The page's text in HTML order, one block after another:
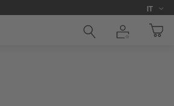
Lingua
IT